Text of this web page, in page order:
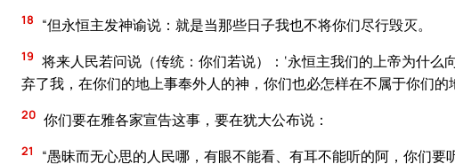
18 “但永恒主发神谕说：就是当那些日子我也不将你们尽行毁灭。
19 将来人民若问说（传统：你们若说）：‘永恒主我们的上帝为什么
弃了我，在你们的地上事奉外人的神，你们也必怎样在不属于你们的
20 你们要在雅各家宣告这事，要在犹大公布说：
21 “愚昧而无心思的人民哪，有眼不能看、有耳不能听的阿，你们要